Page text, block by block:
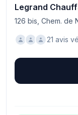
Legrand
126 bis, Chem. de
21 avis